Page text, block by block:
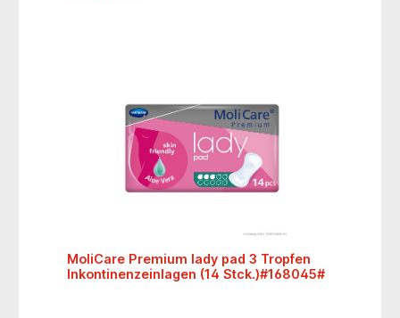
MoliCare Premium lady pad 3 Tropfen
Inkontinenzeinlagen (14 Stck.)#168045#